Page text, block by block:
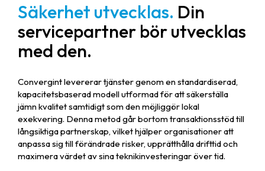
Säkerhet utvecklas. Din
servicepartner bör utvecklas
med den.
Convergint levererar tjänster genom en standardiserad,
kapacitetsbaserad modell utformad för att säkerställa
jämn kvalitet samtidigt som den möjliggör lokal
exekvering. Denna metod går bortom transaktionsstöd till
långsiktiga partnerskap, vilket hjälper organisationer att
anpassa sig till förändrade risker, upprätthålla drifttid och
maximera värdet av sina teknikinvesteringar över tid.